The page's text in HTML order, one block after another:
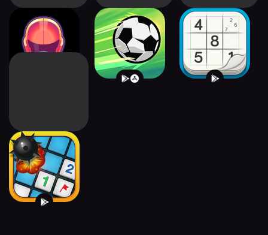
Super Arcade
Racing
Super Arcade
Football
Sudoku
Minesweeper